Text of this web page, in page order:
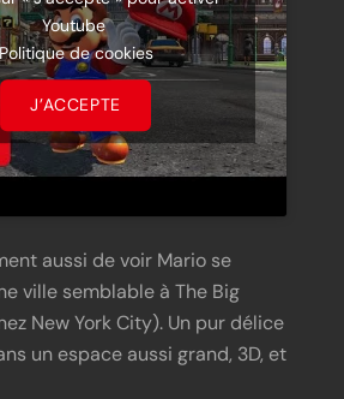
Youtube
Politique de cookies
J’ACCEPTE
aussi de voir Mario se
ville semblable à The Big
New York City). Un pur délice
un espace aussi grand, 3D, et